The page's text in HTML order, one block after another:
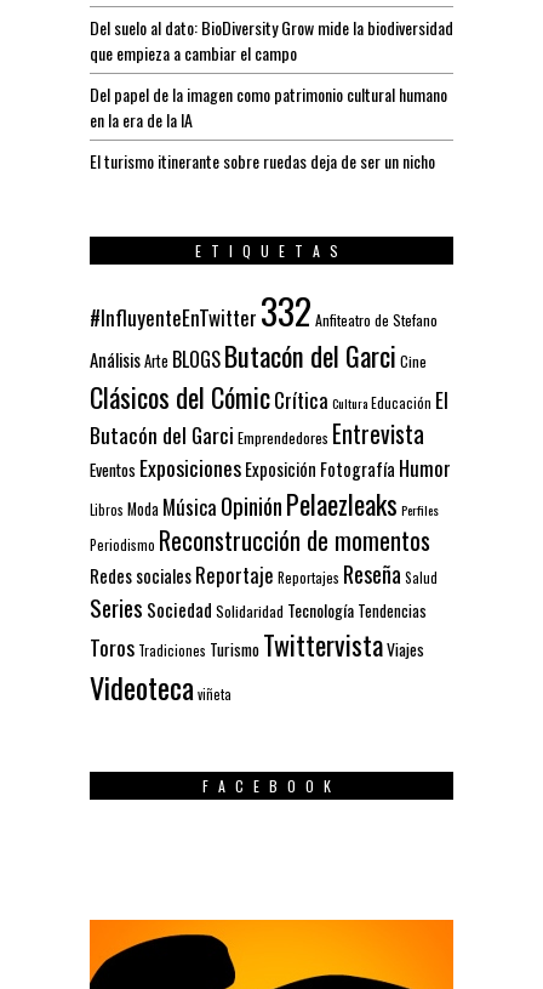
Del suelo al dato: BioDiversity Grow mide la biodiversidad
que empieza a cambiar el campo
Del papel de la imagen como patrimonio cultural humano
en la era de la IA
El turismo itinerante sobre ruedas deja de ser un nicho
ETIQUETAS
#InfluyenteEnTwitter 332 Anfiteatro de Stefano
AnálisisArte BLOGSButacón del Garci Cine
Clásicos del CómicCrítica CulturaEducación El
Butacón del Garci Emprendedores Entrevista
Eventos ExposicionesExposición Fotografía Humor
Libros Moda Música OpiniónPelaezleaks Perfiles
Periodismo Reconstrucción de momentos
Redes socialesReportaje Reportajes Reseña Salud
Series Sociedad Solidaridad Tecnología Tendencias
Toros Tradiciones Turismo TwittervistaViajes
Videoteca viñeta
FACEBOOK